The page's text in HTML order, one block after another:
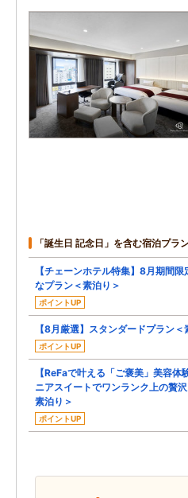
「誕生日 記念日」を含む宿泊プラ
【チェーンホテル特集】8月期間限
なプラン＜素泊り＞
ポイントUP
【8月厳選】スタンダードプラン＜
ポイントUP
【ReFaで叶える「ご褒美」美容体
ニアスイートでワンランク上の贅
素泊り＞
ポイントUP